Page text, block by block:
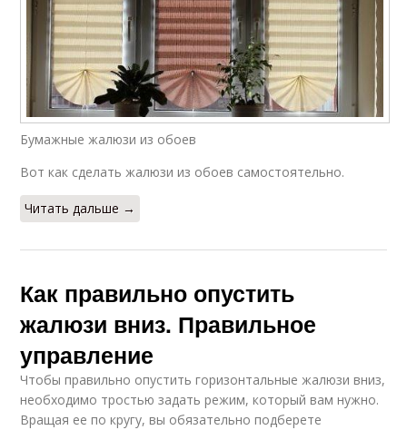
Бумажные жалюзи из обоев
Вот как сделать жалюзи из обоев самостоятельно.
Читать дальше →
Как правильно опустить
жалюзи вниз. Правильное
управление
Чтобы правильно опустить горизонтальные жалюзи вниз,
необходимо тростью задать режим, который вам нужно.
Вращая ее по кругу, вы обязательно подберете